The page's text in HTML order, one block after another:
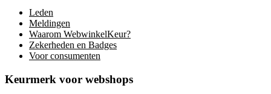
Leden
Meldingen
Waarom WebwinkelKeur?
Zekerheden en Badges
Voor consumenten
Keurmerk voor webshops